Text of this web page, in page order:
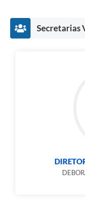
Secretarias